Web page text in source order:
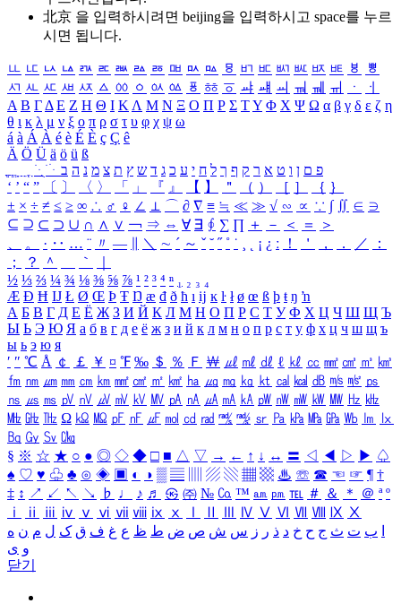
北京 을 입력하시려면 beijing을 입력하시고 space를 누르
시면 됩니다.
ㅥ ㅦ ㅧ ㅨ ㅩ ㅪ ㅫ ㅬ ㅭ ㅮ ㅯ ㅰ ㅱ ㅲ ㅳ ㅴ ㅵ ㅶ ㅷ ㅸ
ㅹ
ㅺ ㅻ ㅼ ㅽ ㅾ ㅿ ㆀ ㆁ ㆂ ㆃ ㆄ ㆅ ㆆ ㆇ ㆈ ㆉ ㆊ ㆋ ㆌ ㆍ
ㆎ
Α Β ΓΔ Ε Ζ Η Θ Ι ΚΛ Μ Ν Ξ Ο Π Ρ Σ ΤΥ Φ Χ Ψ Ω α β γ δ ε ζ η
θ ι κ λ μ ν ξ ο π ρ σ τ υ φ χ ψ ω
á à Á À é è É È ç Ç ê
Ä Ö Ü ä ö ü ß
ִֶֹ ֻּ ׁׂ פ ם ן ו ט א ר ק ף ך ל ח י ע כ ג ד ש ץ ת צ מ נ ה ב
‘ ’ “ ” 〔 〕 〈 〉 「 」 『 』 【 】 ＂ （ ） ［ ］ ｛ ｝
± × ÷ ≠ ≤ ≥ ∞ ∴ ♂ ♀ ∠ ⊥ ⌒ ∂ ∇ ≡ ≒ ≪ ≫ √ ∽ ∝ ∵ ∫ ∬ ∈ ∋
⊆ ⊇ ⊂ ⊃ ∪ ∩ ∧ ∨ ￢ ⇒ ⇔ ∀ ∃ ∮ ∑ ∏ ＋ － ＜ ＝
＞
、
。 · ‥ … ¨ 〃 ― ＼ ∼ ´ ～ ˇ ˘ ˝ ˚ ˙ ¸ ¡ ¿ ː ！ ＇ ， ． ／
：
；
？ ＾ ｀
½ ⅓ ⅔ ¼ ¾ ⅛ ⅜ ⅝ ⅞ ¹ ² ³ ⁴ ⁿ ₁ ₂ ₃ ₄
Æ Ð Ħ Ĳ Ł Ø Œ Þ Ŧ Ŋ æ đ ð ħ ı ĳ ĸ ŀ ł ø œ ß þ ŧ ŋ ŉ
А Б В Г Д Е Ё Ж З И Й К Л М Н О П Р С Т У Ф Х Ц Ч Ш Щ Ъ
Ы Ь Э Ю Я а б в г д е ё ж з и й к л м н о п р с т у ф х ц ч ш щ ъ
ы ь э ю я
′ ″ ℃ Å ￠ ￡ ￥ ¤ ℉ ‰ ＄ ％ Ｆ ￦ ㎕ ㎖ ㎗ ℓ ㎘ ㏄ ㎣ ㎤ ㎥ ㎦
㎙ ㎚ ㎛ ㎜ ㎝ ㎞ ㎟ ㎠ ㎡ ㎢ ㏊ ㎍ ㎎ ㎏ ㏏ ㎈ ㎉ ㏈ ㎧ ㎨ ㎰
㎱ ㎲ ㎳ ㎴ ㎵ ㎶ ㎷ ㎸ ㎹ ㎀ ㎁ ㎂ ㎃ ㎄ ㎺ ㎻ ㎽ ㎾ ㎿ ㎐ ㎑
㎒ ㎓ ㎔ Ω ㏀ ㏁ ㎊ ㎋ ㎌ ㏖ ㏅ ㎭ ㎮ ㎯ ㏛ ㎩ ㎪ ㎫ ㎬ ㏝ ㏐
㏓
㏃ ㏉ ㏜ ㏆
§ ※ ☆ ★ ○ ● ◎ ◇ ◆ □ ■ △ ▽ → ← ↑ ↓ ↔ 〓 ◁ ◀ ▷ ▶ ♤
♠ ♡ ♥ ♧ ♣ ⊙ ◈ ▣ ◐ ◑ ▒ ▤ ▨ ▧ ▦ ▩ ♨ ☏ ☎ ☜ ☞ ¶ †
‡ ↕ ↗ ↙ ↖ ↘ ♭ ♩ ♪ ♬ ㉿ ㈜ № ㏇ ™ ㏂ ㏘ ℡ ＃ ＆ ＊ ＠ ª º
ⅰ
ⅱ ⅲ ⅳ ⅴ ⅵ ⅶ ⅷ ⅸ ⅹ Ⅳ Ⅴ Ⅵ Ⅶ Ⅷ Ⅸ Ⅹ
ب ت ث ج ح خ د ذ ر ز س ش ص ض ط ظ ع غ ف ق ک ل م ن ه
و ی
닫기